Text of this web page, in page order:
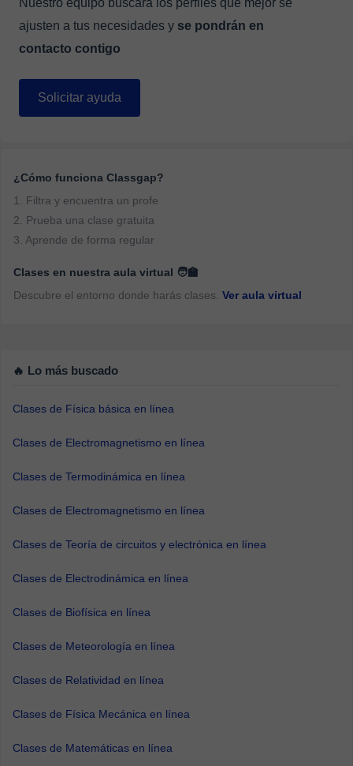
Nuestro equipo buscará los perfiles que mejor se
ajusten a tus necesidades y se pondrán en
contacto contigo
Solicitar ayuda
¿Cómo funciona Classgap?
1. Filtra y encuentra un profe
2. Prueba una clase gratuita
3. Aprende de forma regular
Clases en nuestra aula virtual 🧑‍🏫
Descubre el entorno donde harás clases. Ver aula virtual
🔥 Lo más buscado
Clases de Física básica en línea
Clases de Electromagnetismo en línea
Clases de Termodinámica en línea
Clases de Electromagnetismo en línea
Clases de Teoría de circuitos y electrónica en línea
Clases de Electrodinámica en línea
Clases de Biofísica en línea
Clases de Meteorología en línea
Clases de Relatividad en línea
Clases de Física Mecánica en línea
Clases de Matemáticas en línea